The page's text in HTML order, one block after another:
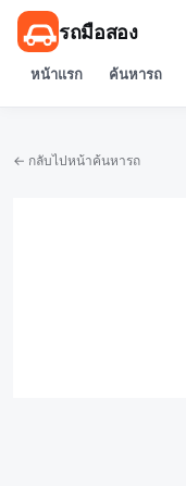
รถมือสอง
หน้าแรก ค้นหารถ
← กลับไปหน้าค้นหารถ